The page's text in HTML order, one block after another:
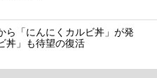
ら「にんにくカルビ丼」が発
丼」も待望の復活